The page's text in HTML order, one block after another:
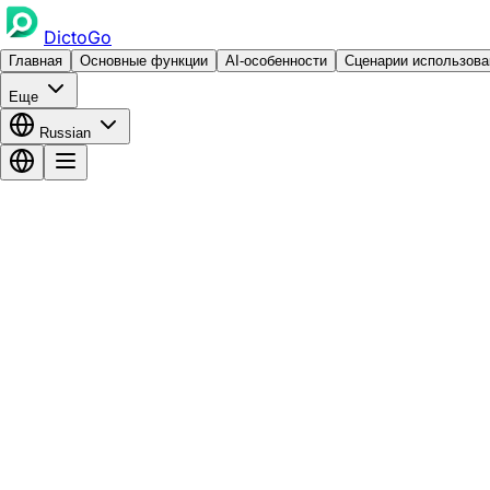
DictoGo
Главная Основные функции AI-особенности Сценарии
Еще
Russian